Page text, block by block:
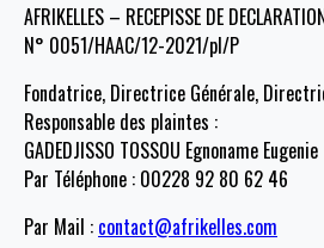
AFRIKELLES – RECEPISSE DE
N° 0051/HAAC/12-2021/pl/P
Fondatrice, Directrice Générale,
Responsable des plaintes :
GADEDJISSO TOSSOU Egnoname Eugenie
Par Téléphone : 00228 92 80 62 46
Par Mail : contact@afrikelles.com